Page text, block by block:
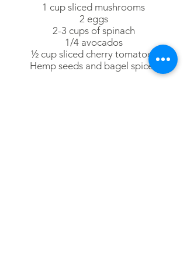
1 cup sliced mushrooms
2 eggs
2-3 cups of spinach
1/4 avocados
½ cup sliced cherry tomatoes
Hemp seeds and bagel spices